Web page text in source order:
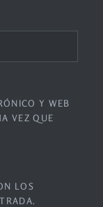
Y WEB
VEZ QUE
LOS